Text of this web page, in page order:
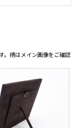
。柄はメイン画像をご確認